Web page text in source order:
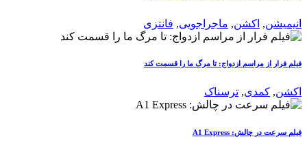
انیمیشن, اکشن, ماجراجویی, فانتزی
فیلم فرار از مراسم ازدواج: تا مرگ ما را قسمت کند
اکشن, کمدی, ترسناک
فیلم سرعت در چالش: A1 Express